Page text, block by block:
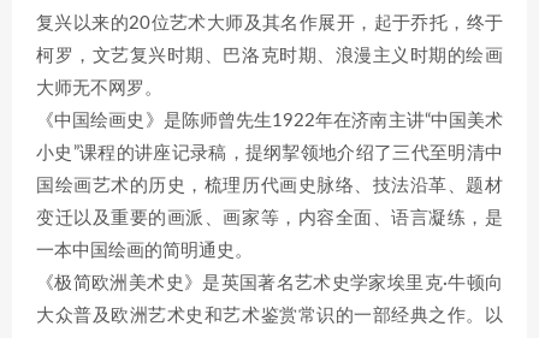
复兴以来的20位艺术大师及其名作展开，起于乔托，终于
柯罗，文艺复兴时期、巴洛克时期、浪漫主义时期的绘画
大师无不网罗。
《中国绘画史》是陈师曾先生1922年在济南主讲“中国美术
小史”课程的讲座记录稿，提纲挈领地介绍了三代至明清中
国绘画艺术的历史，梳理历代画史脉络、技法沿革、题材
变迁以及重要的画派、画家等，内容全面、语言凝练，是
一本中国绘画的简明通史。
《极简欧洲美术史》是英国著名艺术史学家埃里克·牛顿向
大众普及欧洲艺术史和艺术鉴赏常识的一部经典之作。以